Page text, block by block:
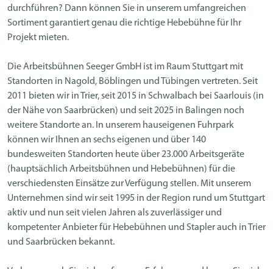
durchführen? Dann können Sie in unserem umfangreichen
Sortiment garantiert genau die richtige Hebebühne für Ihr
Projekt mieten.
Die Arbeitsbühnen Seeger GmbH ist im Raum Stuttgart mit
Standorten in Nagold, Böblingen und Tübingen vertreten. Seit
2011 bieten wir in Trier, seit 2015 in Schwalbach bei Saarlouis (in
der Nähe von Saarbrücken) und seit 2025 in Balingen noch
weitere Standorte an. In unserem hauseigenen Fuhrpark
können wir Ihnen an sechs eigenen und über 140
bundesweiten Standorten heute über 23.000 Arbeitsgeräte
(hauptsächlich Arbeitsbühnen und Hebebühnen) für die
verschiedensten Einsätze zur Verfügung stellen. Mit unserem
Unternehmen sind wir seit 1995 in der Region rund um Stuttgart
aktiv und nun seit vielen Jahren als zuverlässiger und
kompetenter Anbieter für Hebebühnen und Stapler auch in Trier
und Saarbrücken bekannt.